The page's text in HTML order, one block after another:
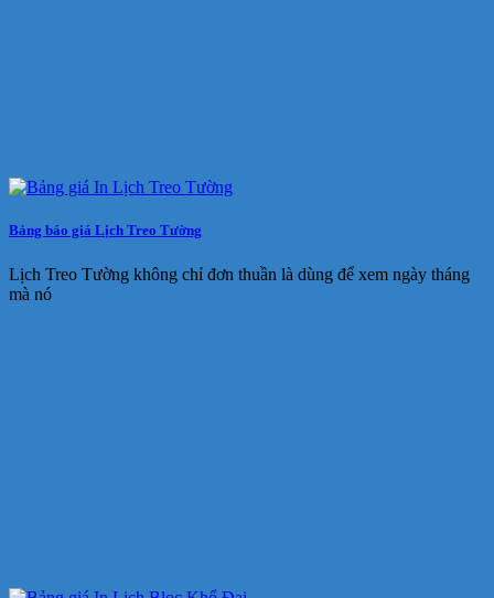
Bảng báo giá Lịch Treo Tường
Lịch Treo Tường không chỉ đơn thuần là dùng để xem ngày tháng
mà nó